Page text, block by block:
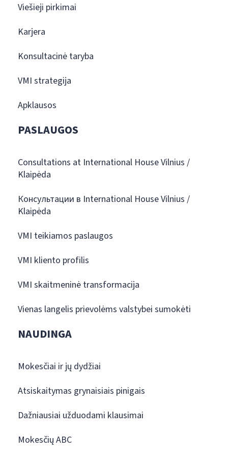
Viešieji pirkimai
Karjera
Konsultacinė taryba
VMI strategija
Apklausos
PASLAUGOS
Consultations at International House Vilnius /
Klaipėda
Консультации в International House Vilnius /
Klaipėda
VMI teikiamos paslaugos
VMI kliento profilis
VMI skaitmeninė transformacija
Vienas langelis prievolėms valstybei sumokėti
NAUDINGA
Mokesčiai ir jų dydžiai
Atsiskaitymas grynaisiais pinigais
Dažniausiai užduodami klausimai
Mokesčių ABC